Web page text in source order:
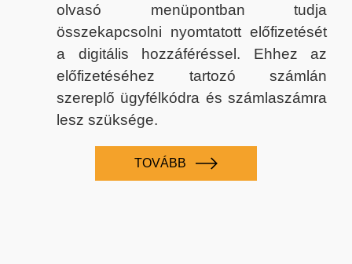
olvasó menüpontban tudja
összekapcsolni nyomtatott előfizetését
a digitális hozzáféréssel. Ehhez az
előfizetéséhez tartozó számlán
szereplő ügyfélkódra és számlaszámra
lesz szüksége.
TOVÁBB